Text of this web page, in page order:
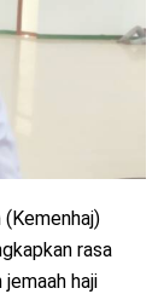
rasa
haji